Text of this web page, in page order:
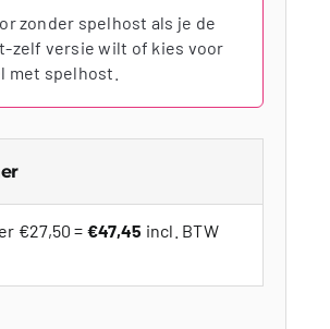
zonder spelhost als je de
zelf versie wilt of kies voor
met spelhost.
€27,50 = €47,45 incl. BTW